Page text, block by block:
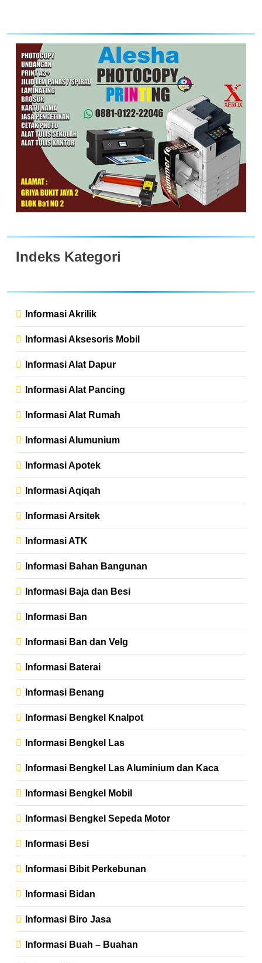
Indeks Kategori
Informasi Akrilik
Informasi Aksesoris Mobil
Informasi Alat Dapur
Informasi Alat Pancing
Informasi Alat Rumah
Informasi Alumunium
Informasi Apotek
Informasi Aqiqah
Informasi Arsitek
Informasi ATK
Informasi Bahan Bangunan
Informasi Baja dan Besi
Informasi Ban
Informasi Ban dan Velg
Informasi Baterai
Informasi Benang
Informasi Bengkel Knalpot
Informasi Bengkel Las
Informasi Bengkel Las Aluminium dan Kaca
Informasi Bengkel Mobil
Informasi Bengkel Sepeda Motor
Informasi Besi
Informasi Bibit Perkebunan
Informasi Bidan
Informasi Biro Jasa
Informasi Buah – Buahan